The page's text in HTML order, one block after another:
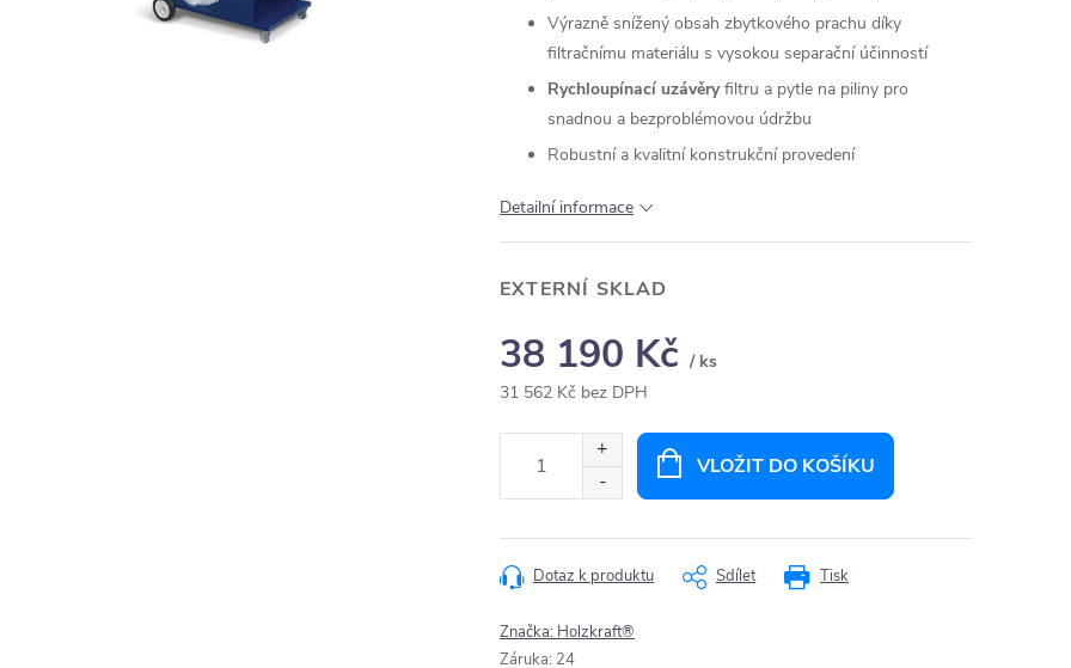
Výrazně snížený obsah zbytkového prachu díky
filtračnímu materiálu s vysokou separační účinností
Rychloupínací uzávěryfiltru a pytle na piliny pro
snadnou a bezproblémovou údržbu
Robustní a kvalitní konstrukční provedení
Detailní informace
EXTERNÍ SKLAD
38 190 Kč / ks
31 562 Kč bez DPH
VLOŽIT DO KOŠÍKU
Tisk
Dotaz k produktu Sdílet
Značka: Holzkraft®
Záruka: 24